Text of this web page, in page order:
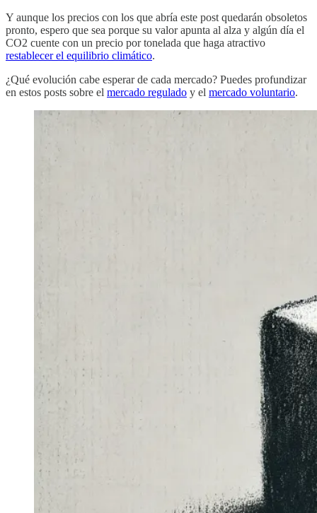
Y aunque los precios con los que abría este post quedarán obsoletos
pronto, espero que sea porque su valor apunta al alza y algún día el
CO2 cuente con un precio por tonelada que haga atractivo
restablecer el equilibrio climático.
¿Qué evolución cabe esperar de cada mercado? Puedes profundizar
en estos posts sobre el mercado regulado y el mercado voluntario.